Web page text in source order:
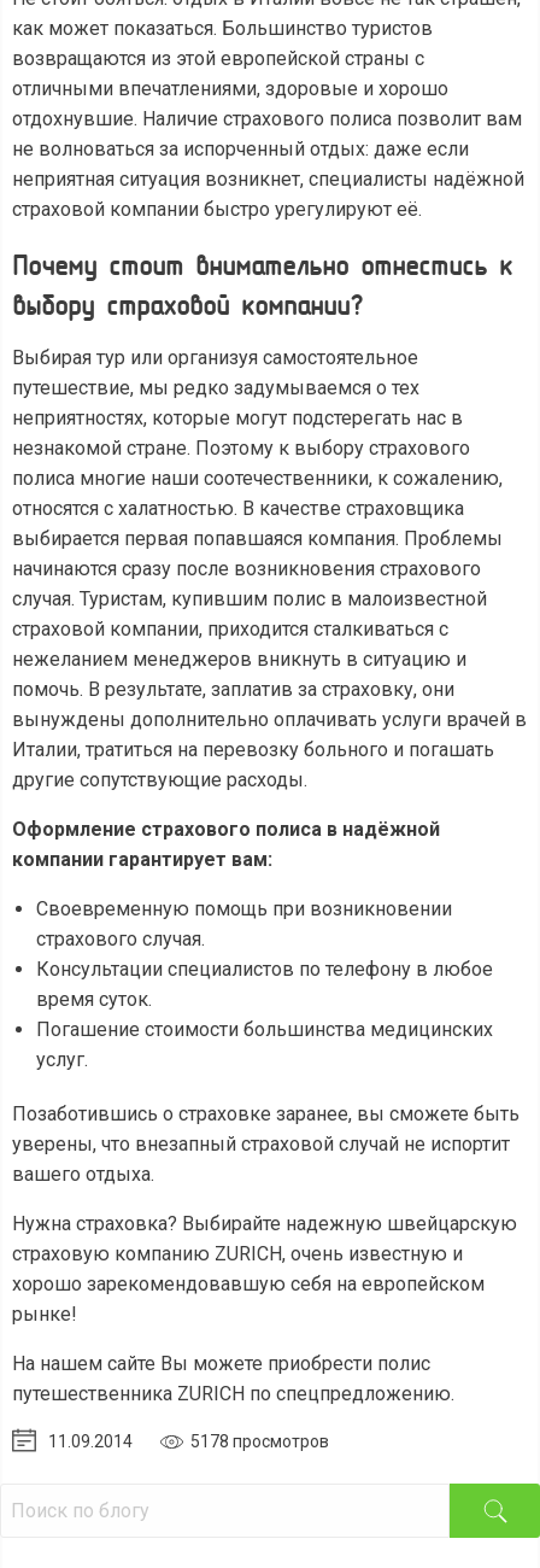
как может показаться. Большинство туристов
возвращаются из этой европейской страны с
отличными впечатлениями, здоровые и хорошо
отдохнувшие. Наличие страхового полиса позволит вам
не волноваться за испорченный отдых: даже если
неприятная ситуация возникнет, специалисты надёжной
страховой компании быстро урегулируют её.
Почему стоит внимательно отнестись к
выбору страховой компании?
Выбирая тур или организуя самостоятельное
путешествие, мы редко задумываемся о тех
неприятностях, которые могут подстерегать нас в
незнакомой стране. Поэтому к выбору страхового
полиса многие наши соотечественники, к сожалению,
относятся с халатностью. В качестве страховщика
выбирается первая попавшаяся компания. Проблемы
начинаются сразу после возникновения страхового
случая. Туристам, купившим полис в малоизвестной
страховой компании, приходится сталкиваться с
нежеланием менеджеров вникнуть в ситуацию и
помочь. В результате, заплатив за страховку, они
вынуждены дополнительно оплачивать услуги врачей в
Италии, тратиться на перевозку больного и погашать
другие сопутствующие расходы.
Оформление страхового полиса в надёжной
компании гарантирует вам:
Своевременную помощь при возникновении
страхового случая.
Консультации специалистов по телефону в любое
время суток.
Погашение стоимости большинства медицинских
услуг.
Позаботившись о страховке заранее, вы сможете быть
уверены, что внезапный страховой случай не испортит
вашего отдыха.
Нужна страховка? Выбирайте надежную швейцарскую
страховую компанию ZURICH, очень известную и
хорошо зарекомендовавшую себя на европейском
рынке!
На нашем сайте Вы можете приобрести полис
путешественника ZURICH по спецпредложению.
11.09.2014 5178 просмотров